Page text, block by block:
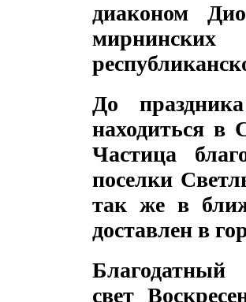
диаконом
мирнинских
До
находиться в
Частица
поселки
так же в
доставлен в
Благодатный
свет